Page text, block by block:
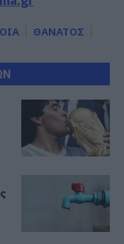
ΘΑΝΑΤΟΣ